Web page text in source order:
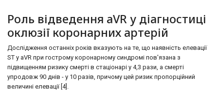
Роль відведення aVR у діагностиці
оклюзії коронарних артерій
Дослідження останніх років вказують на те, що наявність елевації
ST у aVR при гострому коронарному синдромі пов'язана з
підвищенням ризику смерті в стаціонарі у 4,3 рази, а смерті
упродовж 90 днів - у 10 разів, причому цей ризик пропорційний
величині елевації [4].